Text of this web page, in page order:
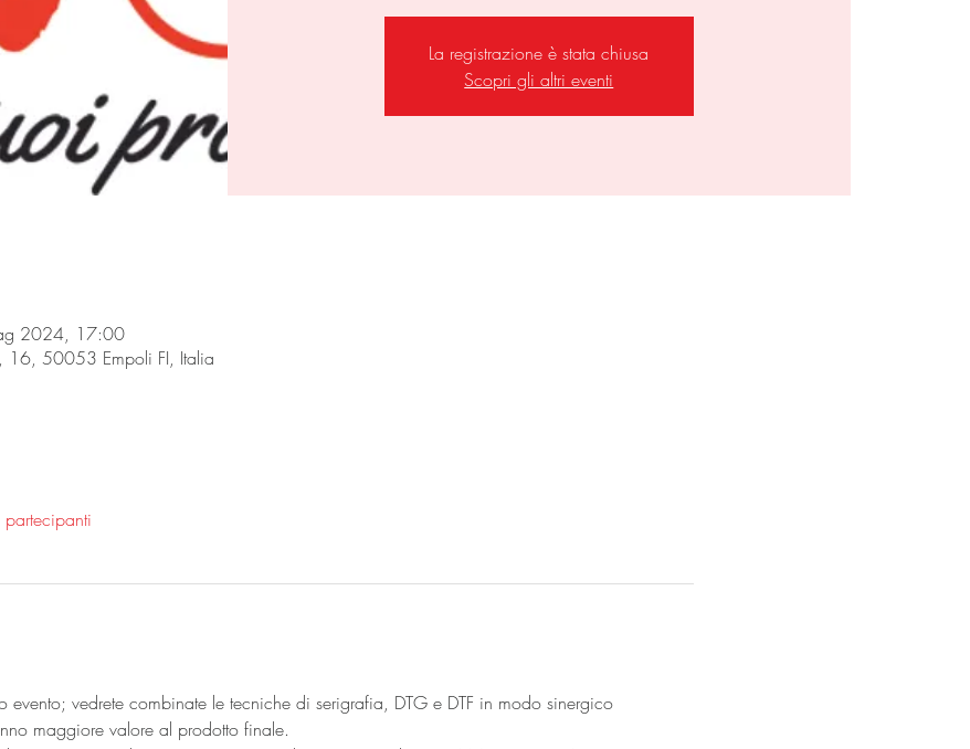
La registrazione è stata chiusa
Scopri gli altri eventi
2024, 17:00
16, 50053 Empoli FI, Italia
evento; vedrete combinate le tecniche di serigrafia, DTG e DTF in modo sinergico
maggiore valore al prodotto finale.